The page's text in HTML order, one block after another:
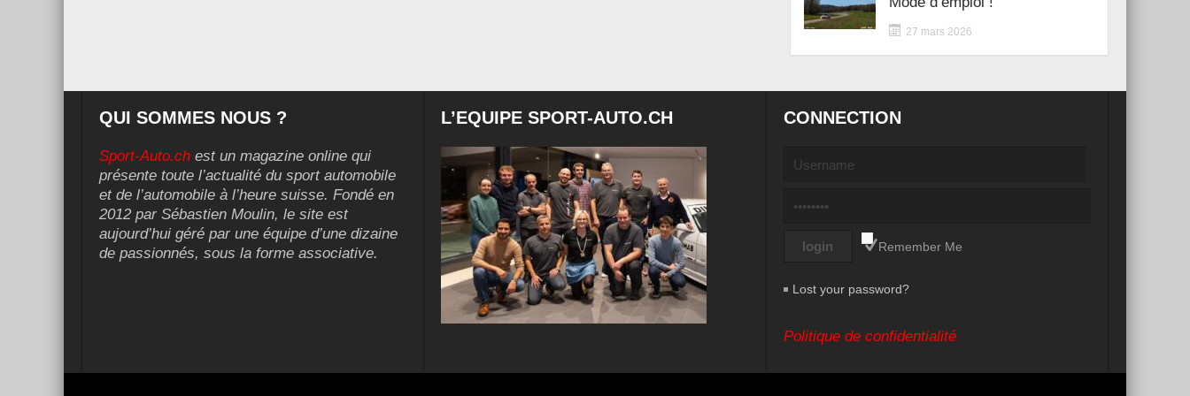
27 mars 2026
QUI SOMMES NOUS ?
Sport-Auto.ch est un magazine online qui
présente toute l’actualité du sport automobile
et de l’automobile à l’heure suisse. Fondé en
2012 par Sébastien Moulin, le site est
aujourd’hui géré par une équipe d’une dizaine
de passionnés, sous la forme associative.
L’EQUIPE SPORT-AUTO.CH CONNECTION
Remember Me
Lost your password?
Politique de confidentialité